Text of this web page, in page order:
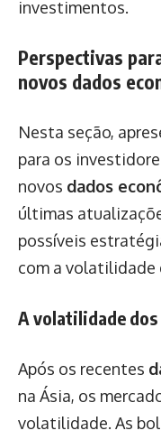
investimentos.
Perspectivas
novos dados
Nesta seção,
para os
novos dados
últimas
possíveis
com a volatilidade
A volatilidade
Após os recentes
na Ásia, os
volatilidade. As